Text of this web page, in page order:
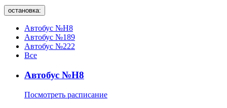
остановка:
Автобус №Н8
Автобус №189
Автобус №222
Все
Автобус №Н8
Посмотреть расписание